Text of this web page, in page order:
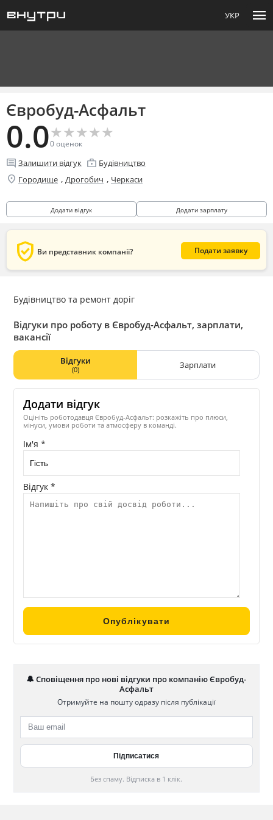
УКР menu
Євробуд-Асфальт
0.0★
★★
★★
★★
★★
★
0оценок
comment Залишити відгук enterprise Будівництво
location_on Городище , Дрогобич , Черкаси
Додати відгук Додати зарплату
verified_user Ви представник компанії? Подати заявку
Будівництво та ремонт доріг
Відгуки про роботу в Євробуд-Асфальт, зарплати,
вакансії
Відгуки
(0) Зарплати
Додати відгук
Оцініть роботодавця Євробуд-Асфальт: розкажіть про плюси,
мінуси, умови роботи та атмосферу в команді.
Ім'я *
Відгук *
🔔 Сповіщення про нові відгуки про компанію Євробуд-
Асфальт
Отримуйте на пошту одразу після публікації
Без спаму. Відписка в 1 клік.